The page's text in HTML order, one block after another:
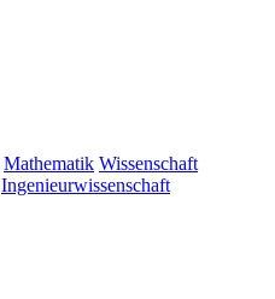
Mathematik Wissenschaft
Ingenieurwissenschaft